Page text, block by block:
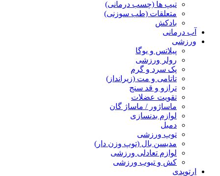
تیپ ها (چسب درمانی)
متعلقات (طب سوزنی)
بادکش
آب درمانی
ورزشی
پیلاتس و یوگا
رولر ورزشی
پک سرد و گرم
تاتامی و مت (زیرانداز)
ترازو و قد سنج
تقویت عضلات
ماساژور / ماساژ گان
لوازم بدنسازی
دمبل
توپ ورزشی
مدیسن بال (توپ وزن دار)
لوازم تعادلی ورزشی
کش و تیوب ورزشی
ارتوپدی